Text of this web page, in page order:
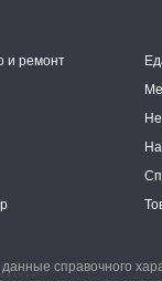
и ремонт
справочного